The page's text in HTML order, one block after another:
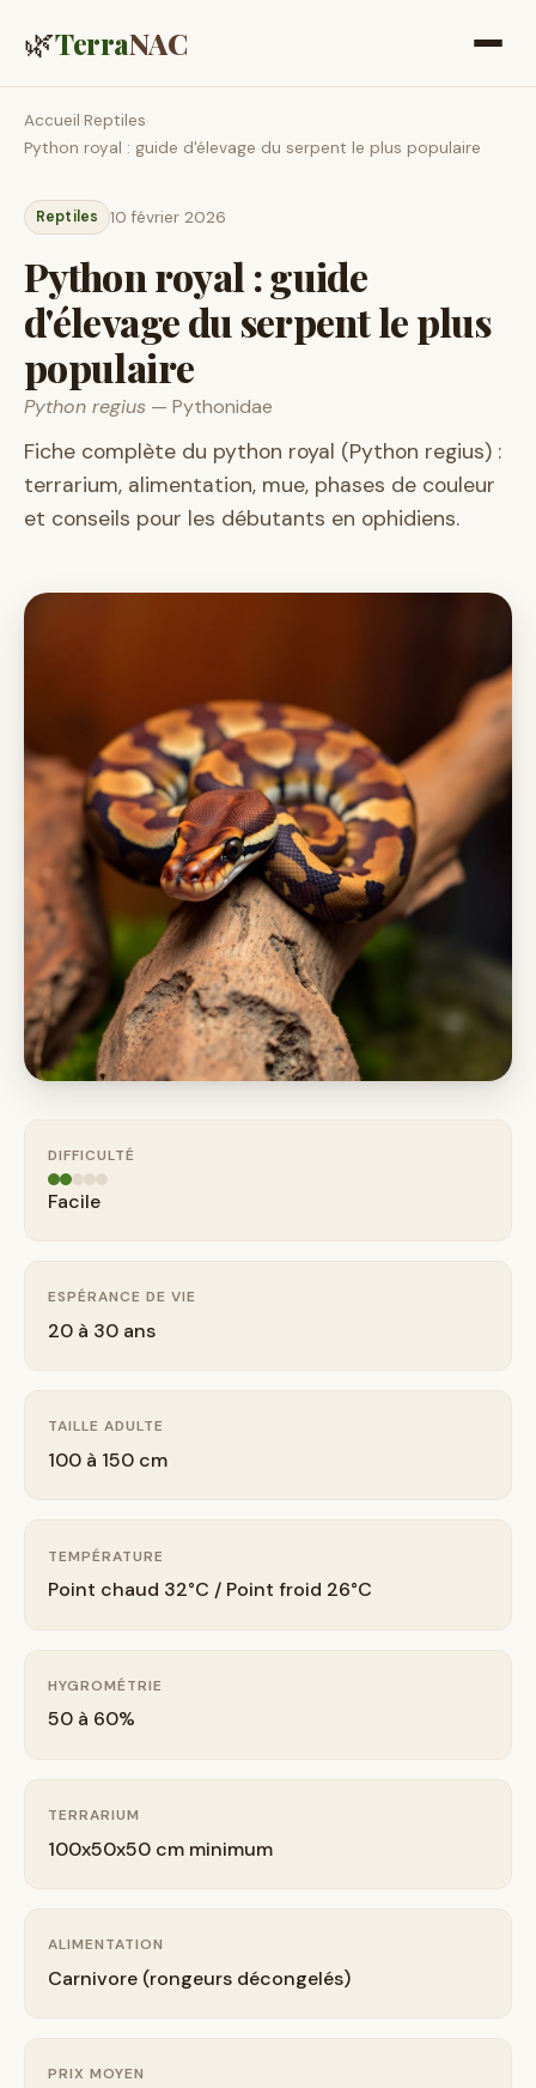
🌿TerraNAC
Accueil›Reptiles›
Python royal : guide d'élevage du serpent le plus populaire
Reptiles 10 février 2026
Python royal : guide
d'élevage du serpent le plus
populaire
Python regius — Pythonidae
Fiche complète du python royal (Python regius) :
terrarium, alimentation, mue, phases de couleur
et conseils pour les débutants en ophidiens.
DIFFICULTÉ
Facile
ESPÉRANCE DE VIE
20 à 30 ans
TAILLE ADULTE
100 à 150 cm
TEMPÉRATURE
Point chaud 32°C / Point froid 26°C
HYGROMÉTRIE
50 à 60%
TERRARIUM
100x50x50 cm minimum
ALIMENTATION
Carnivore (rongeurs décongelés)
PRIX MOYEN